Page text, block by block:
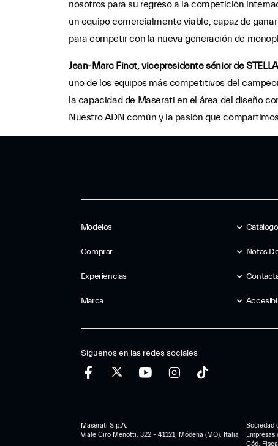
nosotros para su regreso a la competición
un equipo comercialmente viable, capaz de
para competir con la nueva generación de
Jean-Marc Finot, vicepresidente sénior de
uno de los equipos más competitivos del
la capacidad de Maserati en el área del diseño
Nuestro ADN común y la pasión que
Modelos
Comprar
Experiencias
Marca
Notas
Síguenos en las redes sociales
Maserati S.p.A.
Viale Ciro Menotti, 322 – 41121, Módena (MO), Italia
Sociedad
Empresas
Cód.